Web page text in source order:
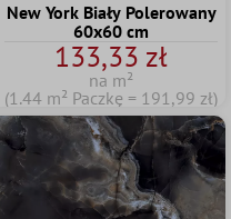
New York Biały Polerowany
60x60 cm
133,33 zł
na m²
(1.44 m² Paczkę = 191,99 zł)